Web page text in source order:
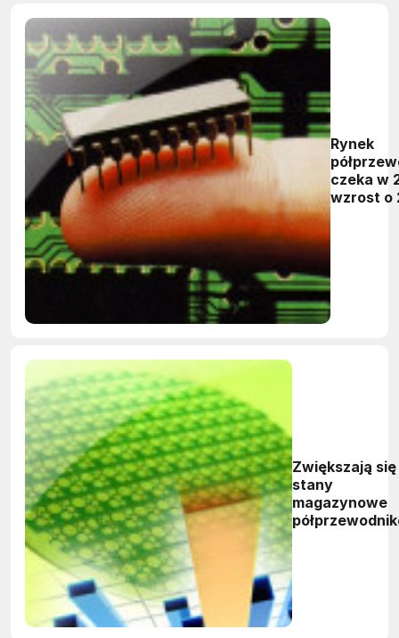
Rynek
czeka w
wzrost o
Zwiększają się
stany
magazynowe